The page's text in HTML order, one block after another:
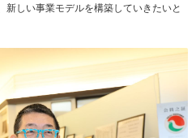
しい事業モデルを構築していきたいと